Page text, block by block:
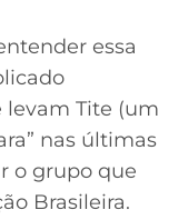
essa
Tite (um
nas últimas
o grupo que
Brasileira.